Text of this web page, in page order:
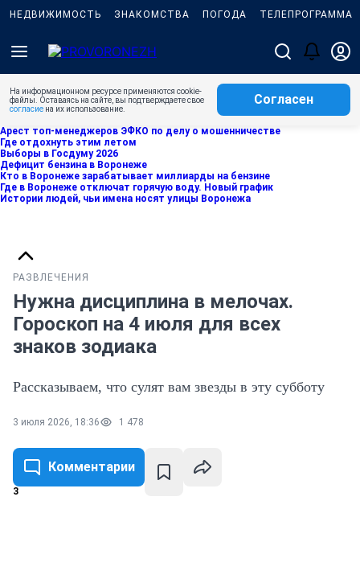
НЕДВИЖИМОСТЬ ЗНАКОМСТВА ПОГОДА ТЕЛЕПРОГРАММА
На информационном ресурсе применяются cookie-
файлы. Оставаясь на сайте, вы подтверждаете свое
согласие на их использование.
Согласен
Арест топ-менеджеров ЭФКО по делу о мошенничестве
Где отдохнуть этим летом
Выборы в Госдуму 2026
Дефицит бензина в Воронеже
Кто в Воронеже зарабатывает миллиарды на бензине
Где в Воронеже отключат горячую воду. Новый график
Истории людей, чьи имена носят улицы Воронежа
РАЗВЛЕЧЕНИЯ
Нужна дисциплина в мелочах.
Гороскоп на 4 июля для всех
знаков зодиака
Рассказываем, что сулят вам звезды в эту субботу
3 июля 2026, 18:36 1 478
Комментарии
3